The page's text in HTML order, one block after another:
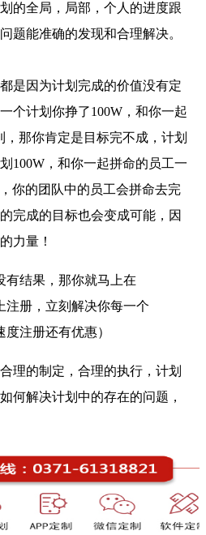
的全局，局部，个人的进度跟
题能准确的发现和合理解决。
是因为计划完成的价值没有定
个计划你挣了100W，和你一起
那你肯定是目标完不成，计划
100W，和你一起拼命的员工一
你的团队中的员工会拼命去完
完成的目标也会变成可能，因
力量！
有结果，那你就马上在
注册，立刻解决你每一个
注册还有优惠）
理的制定，合理的执行，计划
何解决计划中的存在的问题，